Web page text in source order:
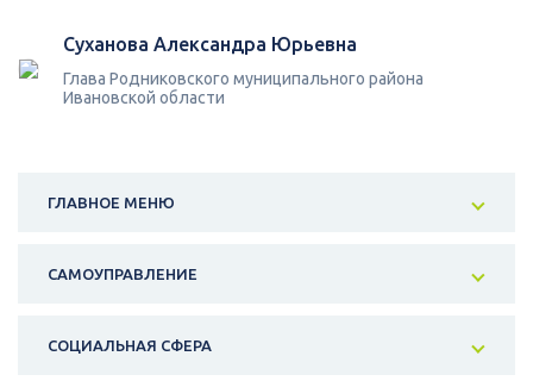
Суханова Александра Юрьевна
Глава Родниковского муниципального района
Ивановской области
ГЛАВНОЕ МЕНЮ
САМОУПРАВЛЕНИЕ
СОЦИАЛЬНАЯ СФЕРА